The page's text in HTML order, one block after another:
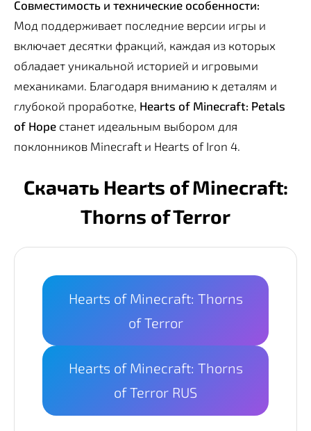
Совместимость и технические особенности:
Мод поддерживает последние версии игры и
включает десятки фракций, каждая из которых
обладает уникальной историей и игровыми
механиками. Благодаря вниманию к деталям и
глубокой проработке, Hearts of Minecraft: Petals
of Hope станет идеальным выбором для
поклонников Minecraft и Hearts of Iron 4.
Скачать Hearts of Minecraft:
Thorns of Terror
Hearts of Minecraft: Thorns
of Terror
Hearts of Minecraft: Thorns
of Terror RUS